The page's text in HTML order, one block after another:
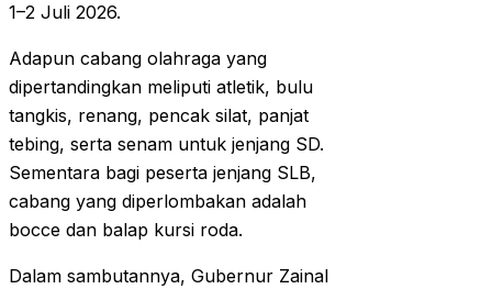
1–2 Juli 2026.
Adapun cabang olahraga yang
dipertandingkan meliputi atletik, bulu
tangkis, renang, pencak silat, panjat
tebing, serta senam untuk jenjang SD.
Sementara bagi peserta jenjang SLB,
cabang yang diperlombakan adalah
bocce dan balap kursi roda.
Dalam sambutannya, Gubernur Zainal